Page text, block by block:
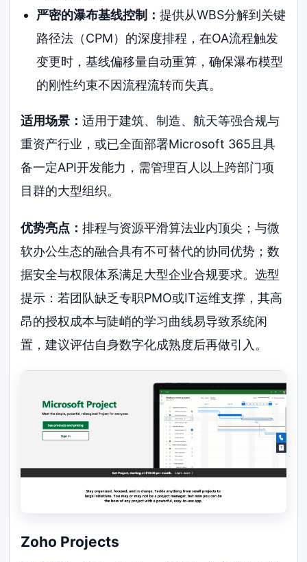
严密的瀑布基线控制： 提供从WBS分解到关键
路径法（CPM）的深度排程，在OA流程触发
变更时，基线偏移量自动重算，确保瀑布模型
的刚性约束不因流程流转而失真。
适用场景：适用于建筑、制造、航天等强合规与
重资产行业，或已全面部署Microsoft 365且具
备一定API开发能力，需管理百人以上跨部门项
目群的大型组织。
优势亮点：排程与资源平滑算法业内顶尖；与微
软办公生态的融合具有不可替代的协同优势；数
据安全与权限体系满足大型企业合规要求。选型
提示：若团队缺乏专职PMO或IT运维支撑，其高
昂的授权成本与陡峭的学习曲线易导致系统闲
置，建议评估自身数字化成熟度后再做引入。
Zoho Projects